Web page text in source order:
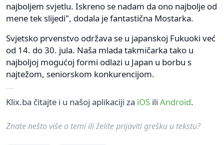
najboljem svjetlu. Iskreno se nadam da ono najbolje od
mene tek slijedi", dodala je fantastična Mostarka.
Svjetsko prvenstvo održava se u japanskoj Fukuoki već
od 14. do 30. jula. Naša mlada takmičarka tako u
najboljoj mogućoj formi odlazi u Japan u borbu s
najtežom, seniorskom konkurencijom.
Klix.ba čitajte i u našoj aplikaciji za iOS ili Android.
Znate nešto više o temi ili želite prijaviti grešku u tekstu?